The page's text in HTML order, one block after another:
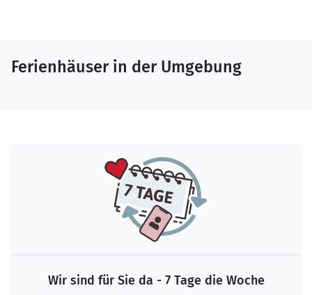
Ferienhäuser in der Umgebung
Wir sind für Sie da - 7 Tage die Woche